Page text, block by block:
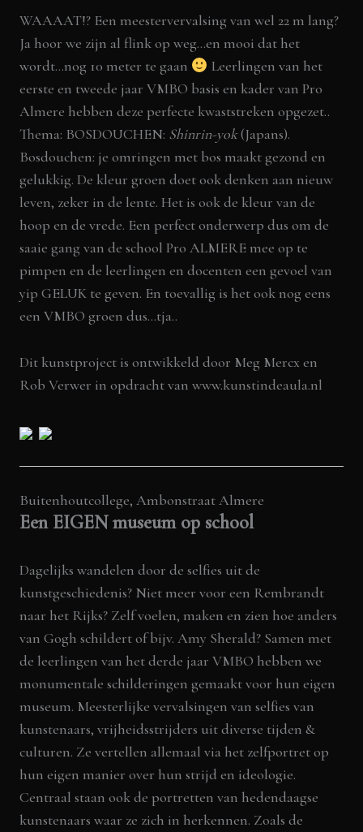
WAAAAT!? Een meestervervalsing van wel 22 m lang?
Ja hoor we zijn al flink op weg…en mooi dat het
wordt…nog 10 meter te gaan
Leerlingen van het
eerste en tweede jaar VMBO basis en kader van Pro
Almere hebben deze perfecte kwaststreken opgezet..
Thema: BOSDOUCHEN: Shinrin-yok(Japans).
Bosdouchen: je omringen met bos maakt gezond en
gelukkig. De kleur groen doet ook denken aan nieuw
leven, zeker in de lente. Het is ook de kleur van de
hoop en de vrede. Een perfect onderwerp dus om de
saaie gang van de school Pro ALMERE mee op te
pimpen en de leerlingen en docenten een gevoel van
yip GELUK te geven. En toevallig is het ook nog eens
een VMBO groen dus…tja..
Dit kunstproject is ontwikkeld door Meg Mercx en
Rob Verwer in opdracht vanwww.kunstindeaula.nl
Buitenhoutcollege, Ambonstraat Almere
Een EIGEN museum op school
Dagelijks wandelen door de selfies uit de
kunstgeschiedenis? Niet meer voor een Rembrandt
naar het Rijks? Zelf voelen, maken en zien hoe anders
van Gogh schildert of bijv. Amy Sherald? Samen met
de leerlingen van het derde jaar VMBO hebben we
monumentale schilderingen gemaakt voor hun eigen
museum. Meesterlijke vervalsingen van selfies van
kunstenaars, vrijheidsstrijders uit diverse tijden &
culturen. Ze vertellen allemaal via het zelfportret op
hun eigen manier over hun strijd en ideologie.
Centraal staan ook de portretten van hedendaagse
kunstenaars waar ze zich in herkennen. Zoals de